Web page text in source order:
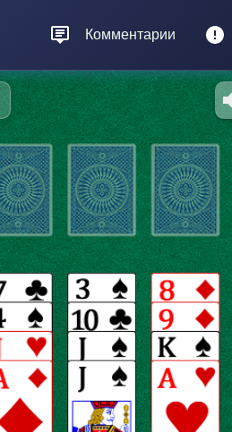
Комментарии